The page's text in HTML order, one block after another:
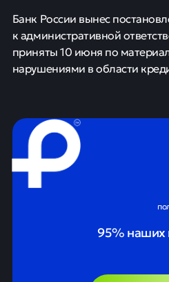
Банк России вынес
к административной
приняты 10 июня по
нарушениями в области
95% наших